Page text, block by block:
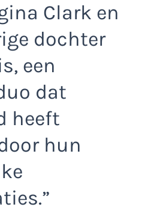
Clark en
dochter
een
dat
heeft
hun